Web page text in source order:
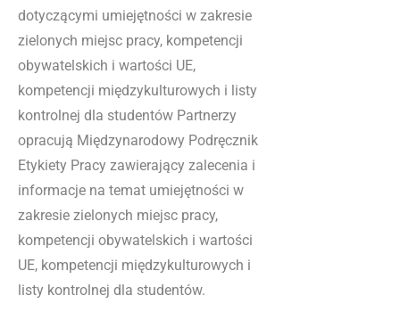
dotyczącymi umiejętności w zakresie
zielonych miejsc pracy, kompetencji
obywatelskich i wartości UE,
kompetencji międzykulturowych i listy
kontrolnej dla studentów Partnerzy
opracują Międzynarodowy Podręcznik
Etykiety Pracy zawierający zalecenia i
informacje na temat umiejętności w
zakresie zielonych miejsc pracy,
kompetencji obywatelskich i wartości
UE, kompetencji międzykulturowych i
listy kontrolnej dla studentów.